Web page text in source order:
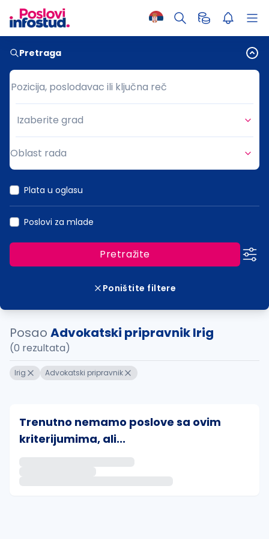
Pretraga
Pozicija, poslodavac ili ključna reč
Pozicija, poslodavac ili ključna reč
Grad
Izaberite grad
Oblast rada
Plata u oglasu
Poslovi za mlade
Pretražite
Poništite filtere
Posao Advokatski pripravnik Irig
(0 rezultata)
Irig Advokatski pripravnik
Trenutno nemamo poslove sa ovim
kriterijumima, ali...